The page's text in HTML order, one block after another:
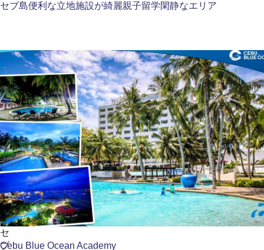
セブ島便利な立地施設が綺麗親子留学閑静なエリア
セ
ブ
Cebu Blue Ocean Academy